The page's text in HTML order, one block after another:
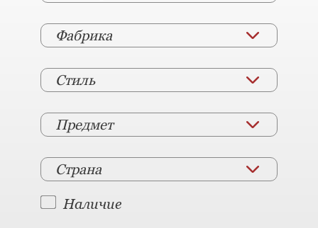
Фабрика
Стиль
Предмет
Страна
Наличие